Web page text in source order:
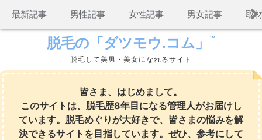
へ
ス
キ
ッ
プ
脱毛の「ダツモウ.コム」 ™
脱毛して美男・美女になれるサイト
皆さま、はじめまして。
このサイトは、脱毛歴8年目になる管理人がお届けし
ています。脱毛めぐりが大好きで、皆さまの悩みを解
決できるサイトを目指しています。ぜひ、参考にして
最新記事 男性記事 女性記事 男女記事 取